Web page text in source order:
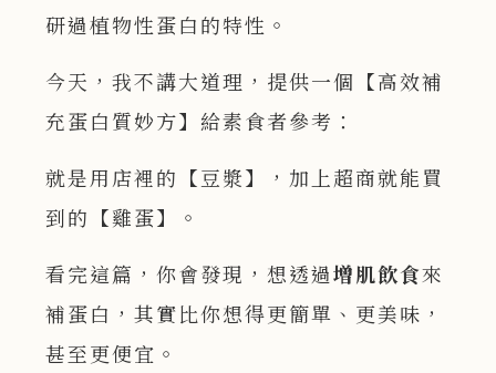
研過植物性蛋白的特性。
今天，我不講大道理，提供一個【高效補
充蛋白質妙方】給素食者參考：
就是用店裡的【豆漿】，加上超商就能買
到的【雞蛋】。
看完這篇，你會發現，想透過增肌飲食來
補蛋白，其實比你想得更簡單、更美味，
甚至更便宜。